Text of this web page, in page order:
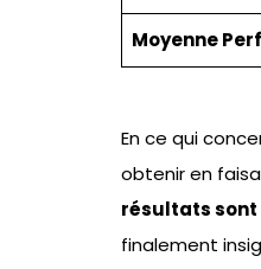
Moyenne
En ce qui
obtenir en
résultats
finalement